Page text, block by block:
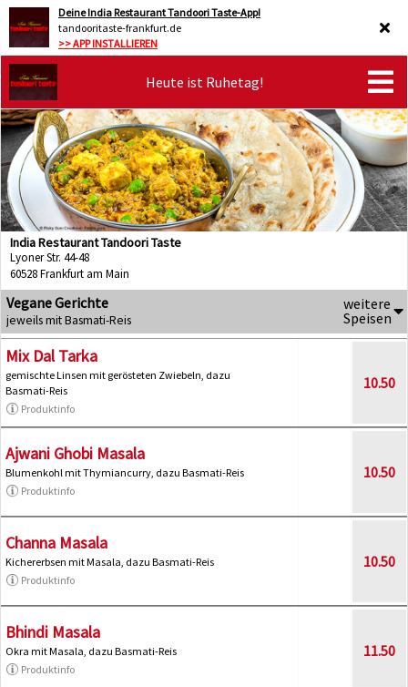
Deine India Restaurant Tandoori Taste-App!
tandooritaste-frankfurt.de
>> APP INSTALLIEREN
Heute ist Ruhetag!
India Restaurant Tandoori Taste
Lyoner Str. 44-48
60528 Frankfurt am Main
Vegane Gerichte
jeweils mit Basmati-Reis
weitere
Speisen
Mix Dal Tarka
gemischte Linsen mit gerösteten Zwiebeln, dazu
Basmati-Reis
Produktinfo
10.50
Ajwani Ghobi Masala
Blumenkohl mit Thymiancurry, dazu Basmati-Reis
Produktinfo
10.50
Channa Masala
Kichererbsen mit Masala, dazu Basmati-Reis
Produktinfo
10.50
Bhindi Masala
Okra mit Masala, dazu Basmati-Reis
Produktinfo
11.50